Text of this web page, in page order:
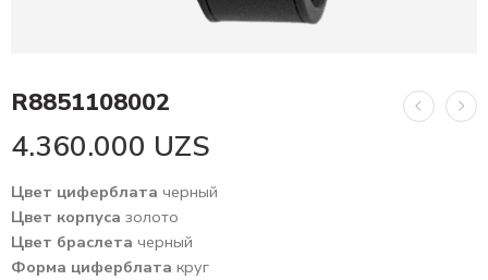
R8851108002
4.360.000 UZS
Цвет циферблата черный
Цвет корпуса золото
Цвет браслета черный
Форма циферблата круг